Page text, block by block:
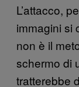
L’attacco,
immagini si
non è il
schermo di
tratterebbe